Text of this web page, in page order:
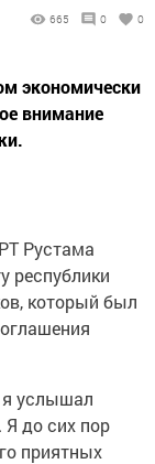
665 0 0
экономически
внимание
Рустама
республики
который был
я услышал
Я до сих пор
приятных